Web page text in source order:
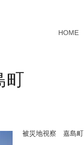
HOME
町
被災地視察 嘉島町